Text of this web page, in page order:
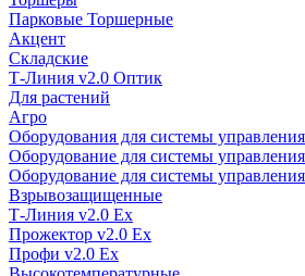
Парковые Торшерные
Акцент
Складские
Т-Линия v2.0 Оптик
Для растений
Агро
Оборудования для системы управления
Оборудование для системы
Оборудование для системы
Взрывозащищенные
Т-Линия v2.0 Ex
Прожектор v2.0 Ex
Профи v2.0 Ex